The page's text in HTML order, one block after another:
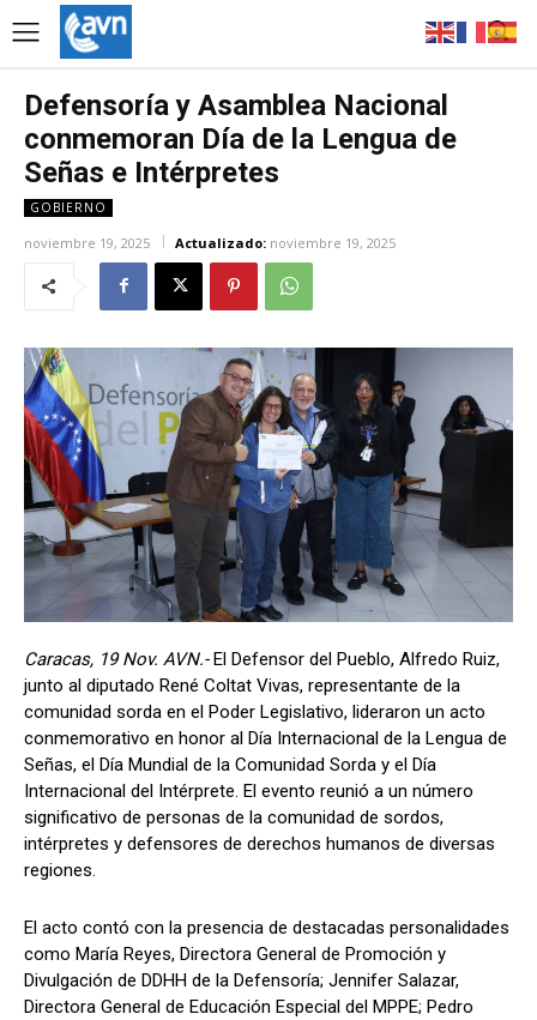
Defensoría y Asamblea Nacional
conmemoran Día de la Lengua de
Señas e Intérpretes
GOBIERNO
noviembre 19, 2025 Actualizado: noviembre 19, 2025
Caracas, 19 Nov. AVN.- El Defensor del Pueblo, Alfredo Ruiz,
junto al diputado René Coltat Vivas, representante de la
comunidad sorda en el Poder Legislativo, lideraron un acto
conmemorativo en honor al Día Internacional de la Lengua de
Señas, el Día Mundial de la Comunidad Sorda y el Día
Internacional del Intérprete. El evento reunió a un número
significativo de personas de la comunidad de sordos,
intérpretes y defensores de derechos humanos de diversas
regiones.
El acto contó con la presencia de destacadas personalidades
como María Reyes, Directora General de Promoción y
Divulgación de DDHH de la Defensoría; Jennifer Salazar,
Directora General de Educación Especial del MPPE; Pedro